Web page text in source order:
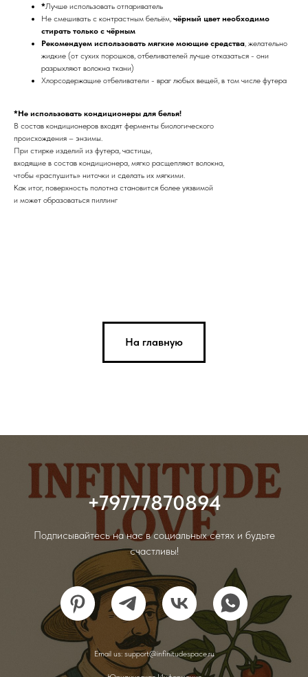
*Лучше использовать отпариватель
Не смешивать с контрастным бельём, чёрный цвет необходимо
стирать только с чёрным
Рекомендуем использовать мягкие моющие средства, желательно
жидкие (от сухих порошков, отбеливателей лучше отказаться - они
разрыхляют волокна ткани)
Хлорсодержащие отбеливатели - враг любых вещей, в том числе футера
*Не использовать кондиционеры для белья!
В состав кондиционеров входят ферменты биологического
происхождения – энзимы.
При стирке изделий из футера, частицы,
входящие в состав кондиционера, мягко расщепляют волокна,
чтобы «распушить» ниточки и сделать их мягкими.
Как итог, поверхность полотна становится более уязвимой
и может образоваться пиллинг
На главную
+79777870894
Подписывайтесь на нас в социальных сетях и будьте
счастливы!
Email us: support@infinitudespace.ru